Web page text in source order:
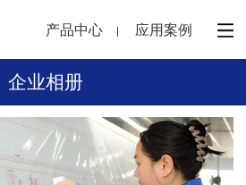
产品中心 应用案例
企业相册